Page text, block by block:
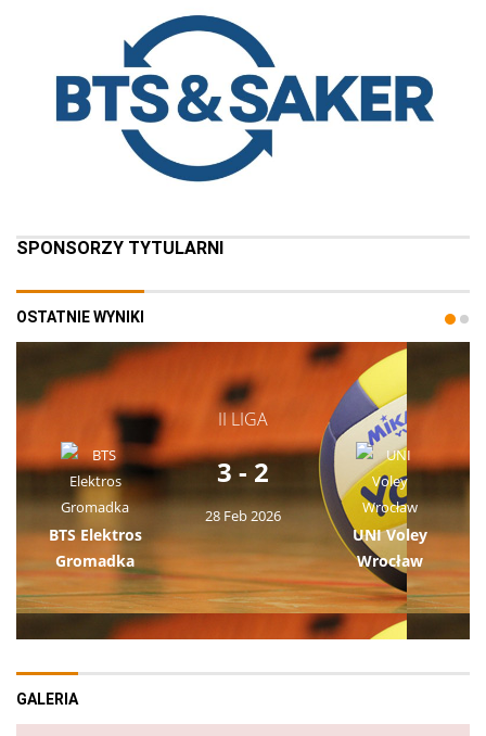
SPONSORZY TYTULARNI
OSTATNIE WYNIKI
II LIGA
BTS Elektros
Gromadka
3 - 2
28 Feb 2026
UNI Voley
Wrocław
GALERIA